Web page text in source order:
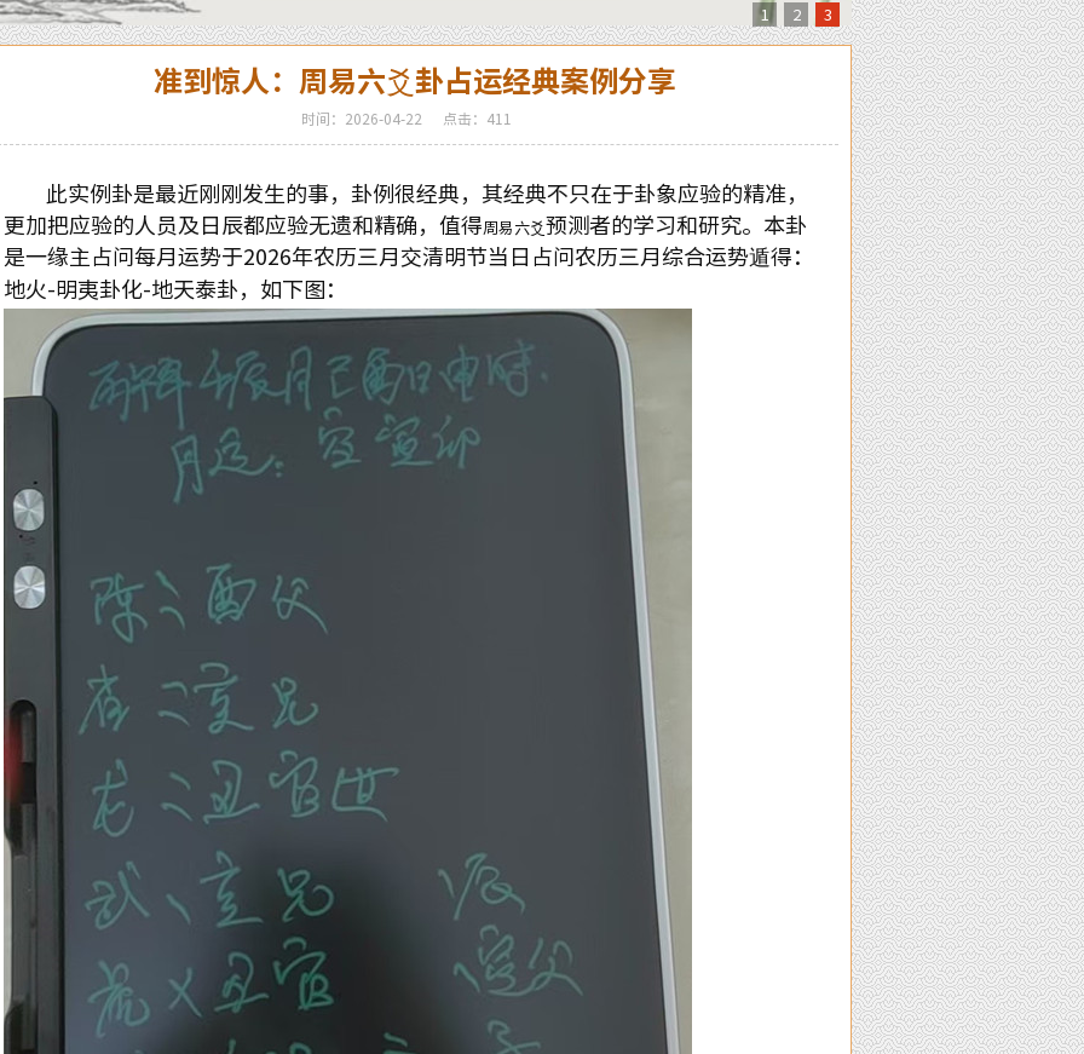
1 2 3
准到惊人：周易六爻卦占运经典案例分享
时间：2026-04-22 点击：411
此实例卦是最近刚刚发生的事，卦例很经典，其经典不只在于卦象应验的精准，
更加把应验的人员及日辰都应验无遗和精确，值得周易六爻预测者的学习和研究。本卦
是一缘主占问每月运势于2026年农历三月交清明节当日占问农历三月综合运势遁得：
地火-明夷卦化-地天泰卦，如下图：